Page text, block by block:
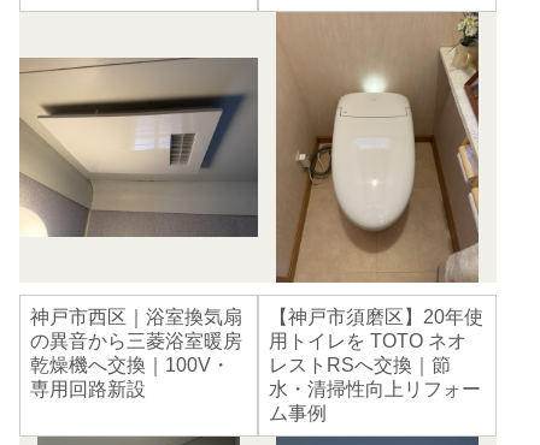
神戸市西区｜浴室換気扇
の異音から三菱浴室暖房
乾燥機へ交換｜100V・
専用回路新設
【神戸市須磨区】20年使
用トイレを TOTO ネオ
レストRSへ交換｜節
水・清掃性向上リフォー
ム事例